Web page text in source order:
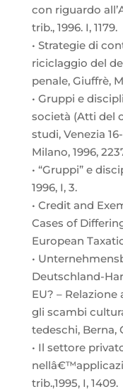
con riguardo
trib., 1996. I, 1179.
• Strategie di
riciclaggio del
penale, Giuffrè,
• Gruppi e
società (Atti del
studi, Venezia
Milano, 1996,
• “Gruppi” e
1996, I, 3.
• Credit and
Cases of
European
•
Deutschland-
EU? –
gli scambi
tedeschi, Berna,
• Il settore
trib.,1995, I, 1409.